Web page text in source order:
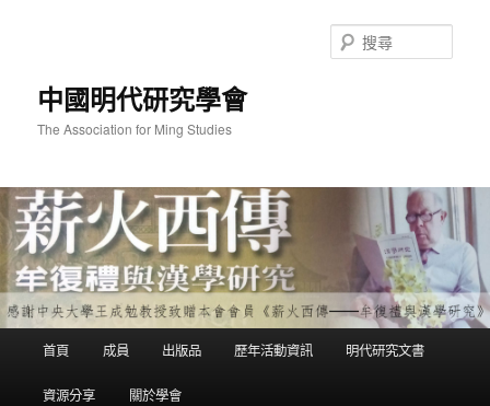
中國明代研究學會
The Association for Ming Studies
尋
首頁 成員 出版品 歷年活動資訊 明代研究文書
資源分享 關於學會